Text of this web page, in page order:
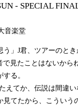
- SPECIAL
音楽堂
う」J君、ツアーのと
で見たことはないから
る。
えてか、伝説は間違
見てたから、こうい